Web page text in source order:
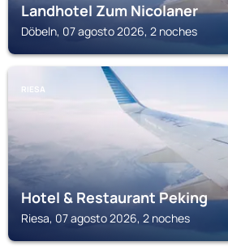
Landhotel Zum Nicolaner
Döbeln, 07 agosto 2026, 2 noches
RIESA
Hotel & Restaurant Peking
Riesa, 07 agosto 2026, 2 noches